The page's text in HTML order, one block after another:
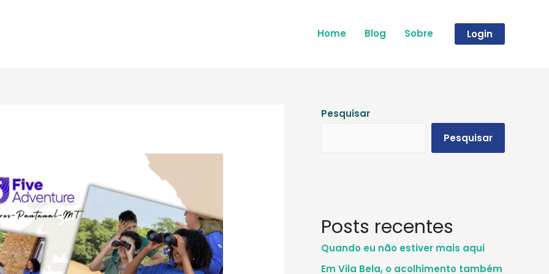
Home Blog Sobre Login
Pesquisar
Pesquisar
Posts recentes
Quando eu não estiver mais aqui
Em Vila Bela, o acolhimento também